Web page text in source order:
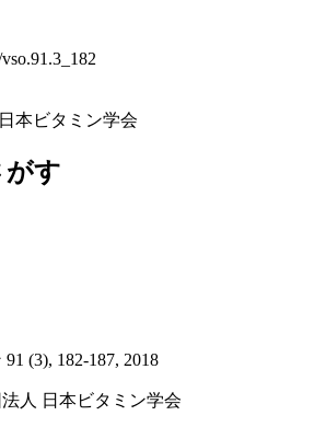
本ビタミン学会
がす
(3), 182-187, 2018
人 日本ビタミン学会